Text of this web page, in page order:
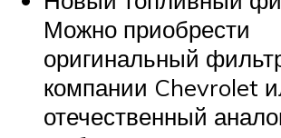
Можно приобрести
оригинальный
компании Chevrolet
отечественный